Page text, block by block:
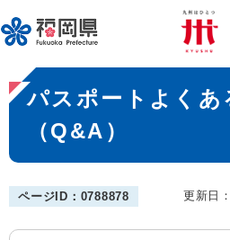
ー
ジ
先
頭
。
メニューを飛ばし
本
文
パスポートよくあ
（Q&A）
ページID：0788878 更新日